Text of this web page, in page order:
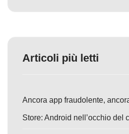
Articoli più letti
Ancora app fraudolente,
Store: Android nell’occhio del